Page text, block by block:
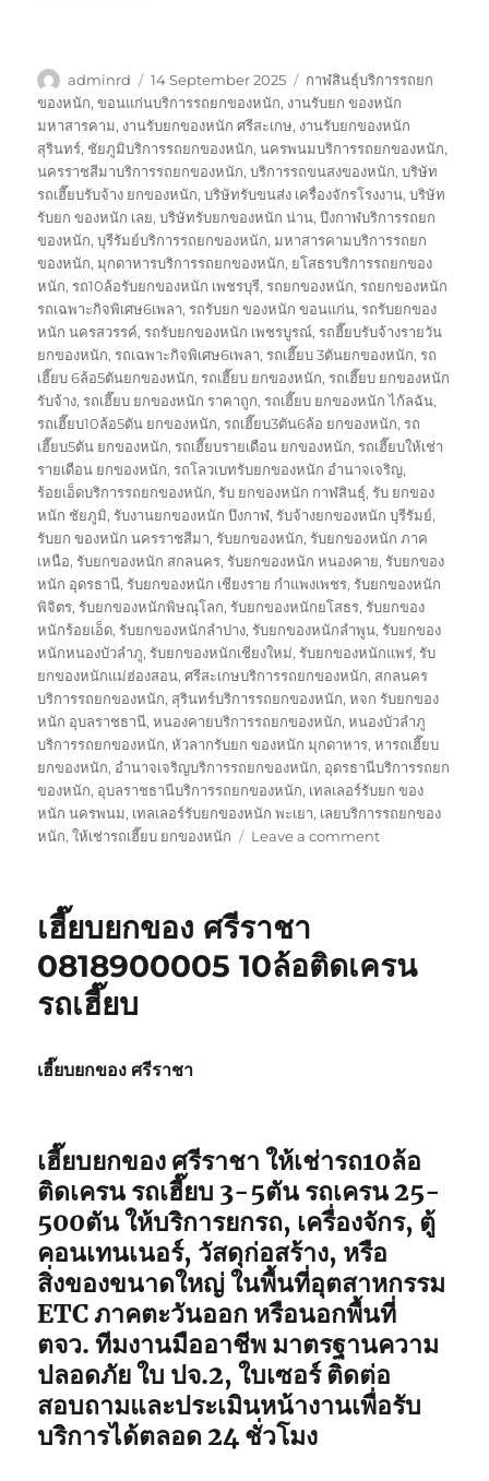
Author
adminrd
Posted
on
14 September 2025 Tags
กาฬสินธุ์บริการรถยก
ของหนัก,ขอนแก่นบริการรถยกของหนัก, งานรับยก ของหนัก
มหาสารคาม, งานรับยกของหนัก ศรีสะเกษ, งานรับยกของหนัก
สุรินทร์, ชัยภูมิบริการรถยกของหนัก,นครพนมบริการรถยกของหนัก,
นครราชสีมาบริการรถยกของหนัก,บริการรถขนสงของหนัก,บริษัท
รถเฮี๊ยบรับจ้าง ยกของหนัก,บริษัทรับขนส่ง เครื่องจักรโรงงาน,บริษัท
รับยก ของหนัก เลย,บริษัทรับยกของหนัก น่าน,บึงกาฬบริการรถยก
ของหนัก,บุรีรัมย์บริการรถยกของหนัก,มหาสารคามบริการรถยก
ของหนัก,มุกดาหารบริการรถยกของหนัก, ยโสธรบริการรถยกของ
หนัก,รถ10ล้อรับยกของหนัก เพชรบุรี,รถยกของหนัก,รถยกของหนัก
รถเฉพาะกิจพิเศษ6เพลา,รถรับยก ของหนัก ขอนแก่น,รถรับยกของ
หนัก นครสวรรค์,รถรับยกของหนัก เพชรบูรณ์,รถฮี๊ยบรับจ้างรายวัน
ยกของหนัก,รถเฉพาะกิจพิเศษ6เพลา,รถเฮี๊ยบ 3ตันยกของหนัก,รถ
เฮี๊ยบ 6ล้อ5ตันยกของหนัก,รถเฮี๊ยบ ยกของหนัก,รถเฮี๊ยบ ยกของหนัก
รับจ้าง,รถเฮี๊ยบ ยกของหนัก ราคาถูก,รถเฮี๊ยบ ยกของหนัก ไก้ลฉัน,
รถเฮี๊ยบ10ล้อ5ตัน ยกของหนัก,รถเฮี๊ยบ3ตัน6ล้อ ยกของหนัก,รถ
เฮี๊ยบ5ตัน ยกของหนัก,รถเฮี๊ยบรายเดือน ยกของหนัก,รถเฮี๊ยบให้เช่า
รายเดือน ยกของหนัก,รถโลวเบทรับยกของหนัก อำนาจเจริญ,
ร้อยเอ็ดบริการรถยกของหนัก,รับ ยกของหนัก กาฬสินธุ์,รับ ยกของ
หนัก ชัยภูมิ,รับงานยกของหนัก บึงกาฬ,รับจ้างยกของหนัก บุรีรัมย์,
รับยก ของหนัก นครราชสีมา,รับยกของหนัก,รับยกของหนัก ภาค
เหนือ,รับยกของหนัก สกลนคร,รับยกของหนัก หนองคาย,รับยกของ
หนัก อุดรธานี,รับยกของหนัก เชียงราย กำแพงเพชร,รับยกของหนัก
พิจิตร,รับยกของหนักพิษณุโลก,รับยกของหนักยโสธร,รับยกของ
หนักร้อยเอ็ด,รับยกของหนักลำปาง,รับยกของหนักลำพูน,รับยกของ
หนักหนองบัวลำภู,รับยกของหนักเชียงใหม่,รับยกของหนักแพร่,รับ
ยกของหนักแม่ฮ่องสอน,ศรีสะเกษบริการรถยกของหนัก, สกลนคร
บริการรถยกของหนัก, สุรินทร์บริการรถยกของหนัก,หจก รับยกของ
หนัก อุบลราชธานี,หนองคายบริการรถยกของหนัก,หนองบัวลำภู
บริการรถยกของหนัก,หัวลากรับยก ของหนัก มุกดาหาร,หารถเฮี๊ยบ
ยกของหนัก, อำนาจเจริญบริการรถยกของหนัก, อุดรธานีบริการรถยก
ของหนัก, อุบลราชธานีบริการรถยกของหนัก, เทลเลอร์รับยก ของ
หนัก นครพนม, เทลเลอร์รับยกของหนัก พะเยา, เลยบริการรถยกของ
หนัก,ให้เช่ารถเฮี๊ยบ ยกของหนัก Leave a commenton
10ล้อ
เฮี๊ยบยกของ ศรีราชา
0818900005 10ล้อติดเครน
รถเฮี๊ยบ
เฮี๊ยบยกของ ศรีราชา
เฮี๊ยบยกของ ศรีราชา ให้เช่ารถ10ล้อ
ติดเครน รถเฮี๊ยบ 3-5ตัน รถเครน 25-
500ตัน ให้บริการยกรถ, เครื่องจักร, ตู้
คอนเทนเนอร์, วัสดุก่อสร้าง, หรือ
สิ่งของขนาดใหญ่ ในพื้นที่อุตสาหกรรม
ETC ภาคตะวันออก หรือนอกพื้นที่
ตจว. ทีมงานมืออาชีพ มาตรฐานความ
ปลอดภัย ใบ ปจ.2, ใบเซอร์ ติดต่อ
สอบถามและประเมินหน้างานเพื่อรับ
บริการได้ตลอด 24 ชั่วโมง